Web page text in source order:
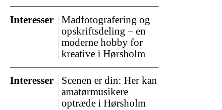
Madfotografering og
opskriftsdeling – en
moderne hobby for
kreative i Hørsholm
Interesser
Scenen er din: Her kan
amatørmusikere
optræde i Hørsholm
Interesser